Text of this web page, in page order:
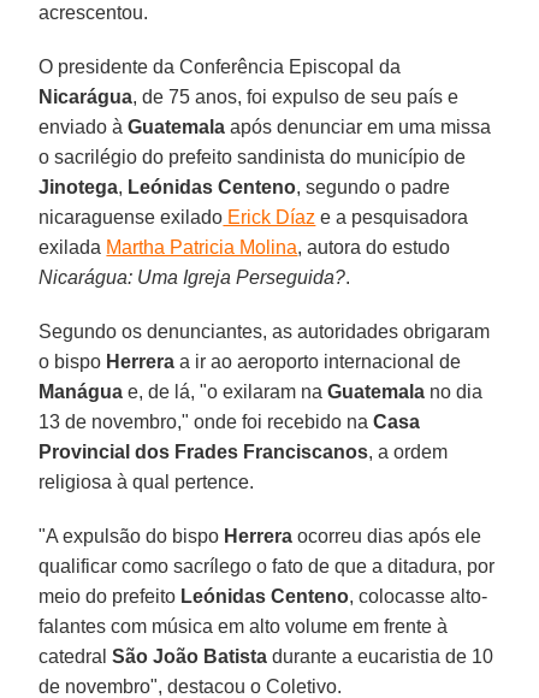
acrescentou.
O presidente da Conferência Episcopal da
Nicarágua, de 75 anos, foi expulso de seu país e
enviado àGuatemala após denunciar em uma missa
o sacrilégio do prefeito sandinista do município de
Jinotega, Leónidas Centeno, segundo o padre
nicaraguense exilado Erick Díaz e a pesquisadora
exilada Martha Patricia Molina, autora do estudo
Nicarágua: Uma Igreja Perseguida?.
Segundo os denunciantes, as autoridades obrigaram
o bispo Herrera a ir ao aeroporto internacional de
Manágua e, de lá, "o exilaram naGuatemala no dia
13 de novembro," onde foi recebido na Casa
Provincial dos Frades Franciscanos, a ordem
religiosa à qual pertence.
"A expulsão do bispo Herrera ocorreu dias após ele
qualificar como sacrílego o fato de que a ditadura, por
meio do prefeito Leónidas Centeno, colocasse alto-
falantes com música em alto volume em frente à
catedralSão João Batista durante a eucaristia de 10
de novembro", destacou o Coletivo.